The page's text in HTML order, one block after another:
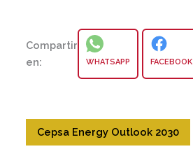
Compartir
en:
WHATSAPP FACEBOOK
Cepsa Energy Outlook 2030